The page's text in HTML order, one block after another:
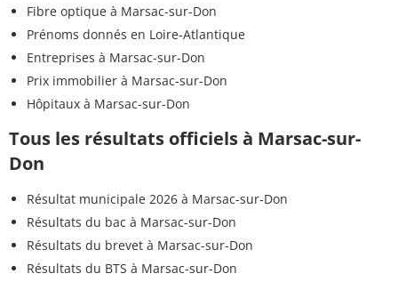
Fibre optique à Marsac-sur-Don
Prénoms donnés en Loire-Atlantique
Entreprises à Marsac-sur-Don
Prix immobilier à Marsac-sur-Don
Hôpitaux à Marsac-sur-Don
Tous les résultats officiels à Marsac-sur-
Don
Résultat municipale 2026 à Marsac-sur-Don
Résultats du bac à Marsac-sur-Don
Résultats du brevet à Marsac-sur-Don
Résultats du BTS à Marsac-sur-Don